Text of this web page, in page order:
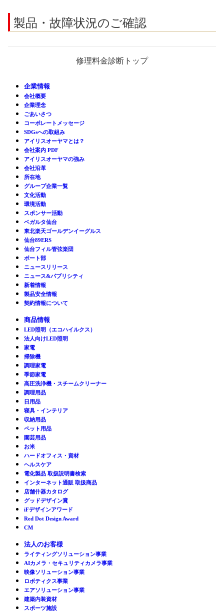
製品・故障状況のご確認
修理料金診断トップ
企業情報
会社概要
企業理念
ごあいさつ
コーポレートメッセージ
SDGsへの取組み
アイリスオーヤマとは？
会社案内 PDF
アイリスオーヤマの強み
会社沿革
所在地
グループ企業一覧
文化活動
環境活動
スポンサー活動
ベガルタ仙台
東北楽天ゴールデンイーグルス
仙台89ERS
仙台フィル管弦楽団
ボート部
ニュースリリース
ニュース&パブリシティ
新着情報
製品安全情報
契約情報について
商品情報
LED照明（エコハイルクス）
法人向けLED照明
家電
掃除機
調理家電
季節家電
高圧洗浄機・スチームクリーナー
調理用品
日用品
寝具・インテリア
収納用品
ペット用品
園芸用品
お米
ハードオフィス・資材
ヘルスケア
電化製品 取扱説明書検索
インターネット通販 取扱商品
店舗什器カタログ
グッドデザイン賞
iFデザインアワード
Red Dot Design Award
CM
法人のお客様
ライティングソリューション事業
AIカメラ・セキュリティカメラ事業
映像ソリューション事業
ロボティクス事業
エアソリューション事業
建築内装資材
スポーツ施設